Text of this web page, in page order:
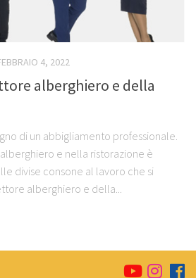
4, 2022
alberghiero e della
di un abbigliamento professionale.
e nella ristorazione è
divise consone al lavoro che si
alberghiero e della...